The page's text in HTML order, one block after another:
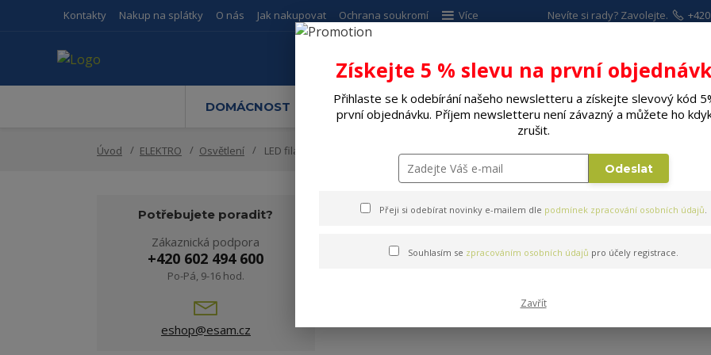
Kontakty Nakup na splátky O nás Jak nakupovat Ochrana soukromí Více Nevíte si rady? Zavolejte.
DOMÁCNOST MALÉ SPOTŘEBIČE ELEKTRO DÍLNA A
Úvod ELEKTRO Osvětlení LED filament
V této kategorii nebylo nalezeno žádné zboží.
Potřebujete poradit?
Zákaznická podpora
+420 602 494 600
Po-Pá, 9-16 hod.
eshop@esam.cz
Získejte 5 % slevu na první
Přihlaste se k odebírání našeho newsletteru a získejte slevový kód
první objednávku. Příjem newsletteru není závazný a můžete ho
zrušit.
Odeslat
Přeji si odebírat novinky e-mailem dle podmínek zpracování osobních údajů.
Souhlasím se zpracováním osobních údajů pro účely registrace.
Zavřít